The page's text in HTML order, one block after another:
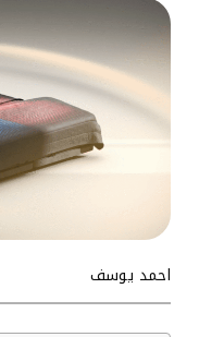
احمد يوسف